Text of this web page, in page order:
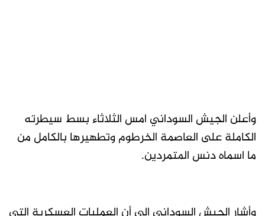
وأعلن الجيش السوداني امس الثلاثاء بسط سيطرته
الكاملة على العاصمة الخرطوم وتطهيرها بالكامل من
ما اسماه دنس المتمردين.